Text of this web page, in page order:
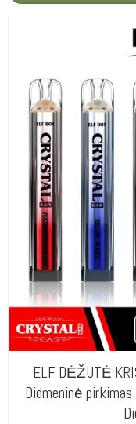
ELF DĖŽUTĖ
Didmeninė